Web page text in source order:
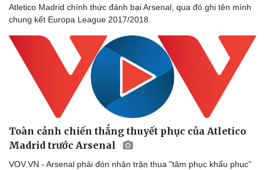
Atletico Madrid chính thức đánh bại Arsenal, qua đó ghi tên mình
chung kết Europa League 2017/2018.
Toàn cảnh chiến thắng thuyết phục của Atletico
Madrid trước Arsenal
VOV.VN - Arsenal phải đón nhận trận thua "tâm phục khẩu phục"